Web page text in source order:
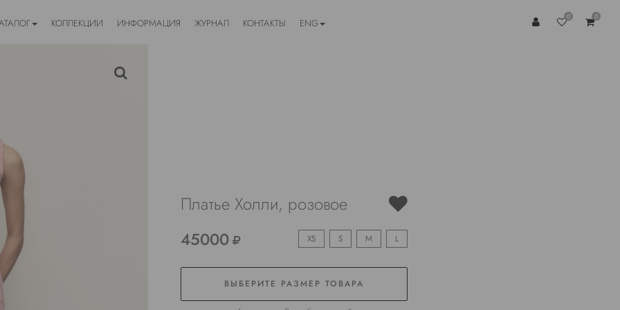
КОЛЛЕКЦИИ ИНФОРМАЦИЯ ЖУРНАЛ КОНТАКТЫ ENG
0 0
Платье Холли, розовое
45000 XS S M L
ВЫБЕРИТЕ РАЗМЕР ТОВАРА